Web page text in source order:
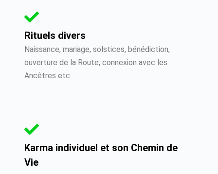
Rituels divers
Naissance, mariage, solstices, bénédiction,
ouverture de la Route, connexion avec les
Ancêtres etc
Karma individuel et son Chemin de
Vie